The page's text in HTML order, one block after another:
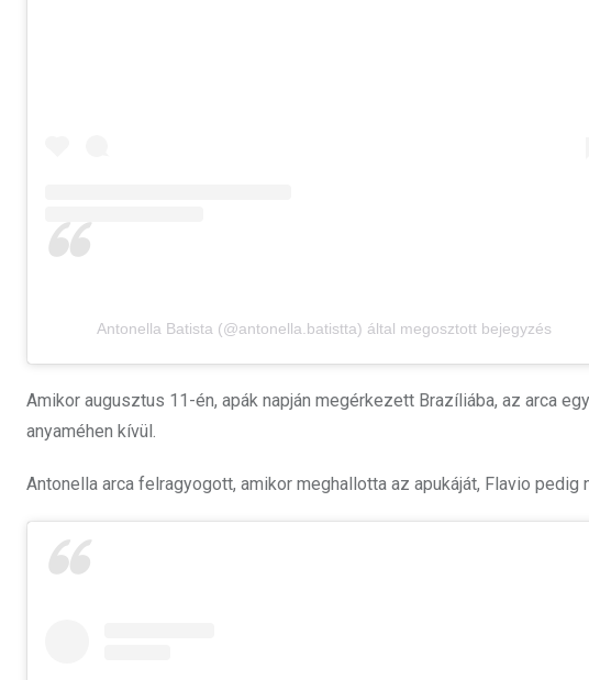
Antonella Batista (@antonella.batistta) által megosztott bejegyzés
Amikor augusztus 11-én, apák napján megérkezett Brazíliába, az arca
anyaméhen kívül.
Antonella arca felragyogott, amikor meghallotta az apukáját, Flavio pedig